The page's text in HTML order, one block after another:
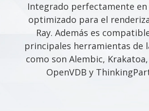
Integrado perfectamente en
optimizado para el
Ray. Además es
principales herramientas de
como son Alembic,
OpenVDB y